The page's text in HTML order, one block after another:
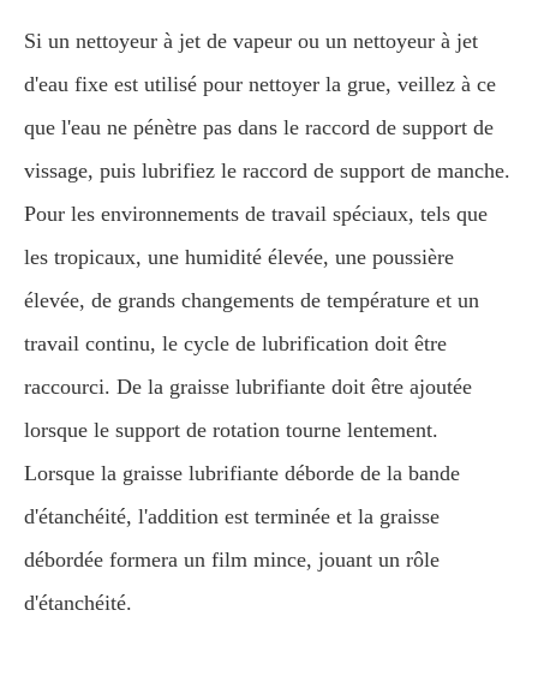
Si un nettoyeur à jet de vapeur ou un nettoyeur à jet
d'eau fixe est utilisé pour nettoyer la grue, veillez à ce
que l'eau ne pénètre pas dans le raccord de support de
vissage, puis lubrifiez le raccord de support de manche.
Pour les environnements de travail spéciaux, tels que
les tropicaux, une humidité élevée, une poussière
élevée, de grands changements de température et un
travail continu, le cycle de lubrification doit être
raccourci. De la graisse lubrifiante doit être ajoutée
lorsque le support de rotation tourne lentement.
Lorsque la graisse lubrifiante déborde de la bande
d'étanchéité, l'addition est terminée et la graisse
débordée formera un film mince, jouant un rôle
d'étanchéité.